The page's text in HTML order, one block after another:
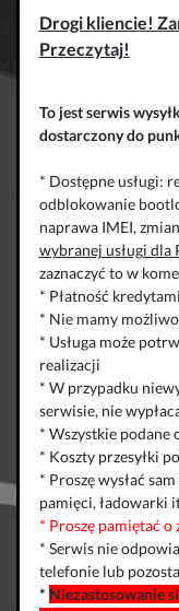
Drogi kliencie!
Przeczytaj!
To jest serwis
dostarczony do
* Dostępne usługi:
odblokowanie
naprawa IMEI,
wybranej usługi dla
zaznaczyć to w
* Płatność
* Nie mamy
* Usługa może
realizacji
* W przypadku
serwisie, nie
* Wszystkie podane
* Koszty przesyłki
* Proszę wysłać
pamięci, ładowarki
* Proszę pamiętać o
* Serwis nie
telefonie lub
* Niezastosowanie